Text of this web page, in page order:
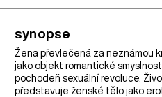
synopse
Žena převlečená za neznámou
jako objekt romantické
pochodeň sexuální revoluce.
představuje ženské tělo jako